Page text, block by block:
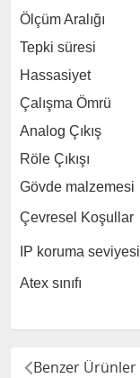
Ölçüm Aralığı
Tepki süresi
Hassasiyet
Çalışma Ömrü
Analog Çıkış
Röle Çıkışı
Gövde malzemesi
Çevresel Koşullar
IP koruma seviyesi
Atex sınıfı
Benzer Ürünler